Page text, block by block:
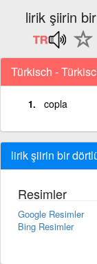
lirik şiirin
Türkisch -
copla
lirik şiirin bir
Resimler
Google Resimler
Bing Resimler